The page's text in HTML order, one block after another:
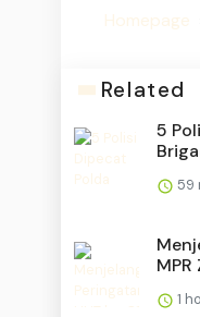
Homepage
Related
5
59
MPR
1